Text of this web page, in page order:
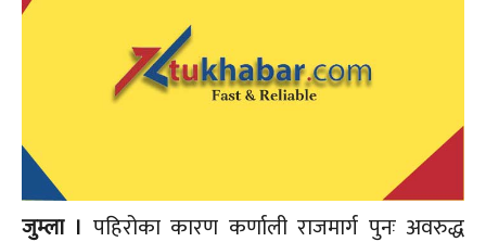
जुम्ला । पहिरोका कारण कर्णाली राजमार्ग पुनः अवरुद्ध